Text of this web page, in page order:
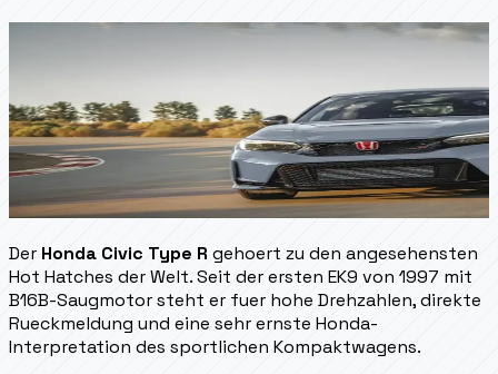
Der Honda Civic Type R gehoert zu den angesehensten
Hot Hatches der Welt. Seit der ersten EK9 von 1997 mit
B16B-Saugmotor steht er fuer hohe Drehzahlen, direkte
Rueckmeldung und eine sehr ernste Honda-
Interpretation des sportlichen Kompaktwagens.